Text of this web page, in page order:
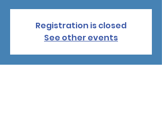
Registration is closed
See other events